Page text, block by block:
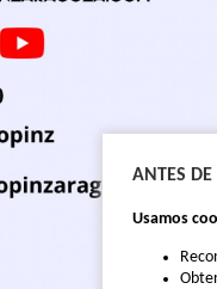
ANTES
Usamos